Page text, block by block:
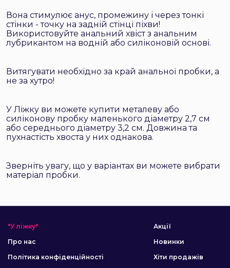
Вона стимулює анус, промежину і через тонкі
стінки - точку на задній стінці піхви!
Використовуйте анальний хвіст з анальним
лубрикантом на водній або силіконовій основі.
Витягувати необхідно за край анальної пробки, а
не за хутро!
У Ліжку ви можете купити металеву або
силіконову пробку маленького діаметру 2,7 см
або середнього діаметру 3,2 см. Довжина та
пухнастість хвоста у них однакова.
Зверніть увагу, що у варіантах ви можете вибрати
матеріал пробки.
"У ліжку"
Про нас
Політика конфіденційності
Акції
Новинки
Хіти продажів